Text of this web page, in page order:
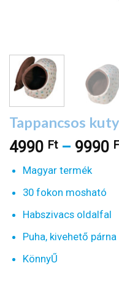
Tappancsos
4990 Ft – 9990
Magyar termék
30 fokon mosható
Habszivacs oldalfal
Puha, kivehető párna
KönnyŰ